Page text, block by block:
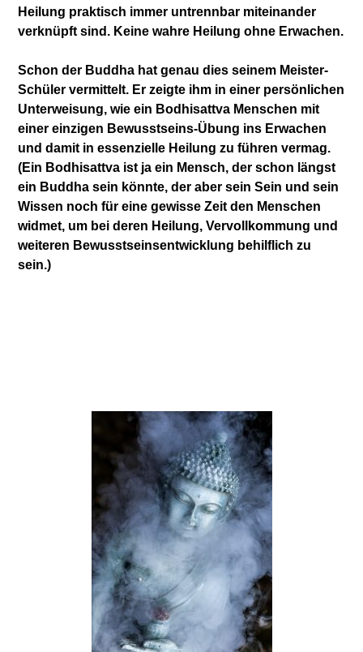
Heilung praktisch immer untrennbar miteinander
verknüpft sind. Keine wahre Heilung ohne Erwachen.
Schon der Buddha hat genau dies seinem Meister-
Schüler vermittelt. Er zeigte ihm in einer persönlichen
Unterweisung, wie ein Bodhisattva Menschen mit
einer einzigen Bewusstseins-Übung ins Erwachen
und damit in essenzielle Heilung zu führen vermag.
(Ein Bodhisattva ist ja ein Mensch, der schon längst
ein Buddha sein könnte, der aber sein Sein und sein
Wissen noch für eine gewisse Zeit den Menschen
widmet, um bei deren Heilung, Vervollkommung und
weiteren Bewusstseinsentwicklung behilflich zu
sein.)